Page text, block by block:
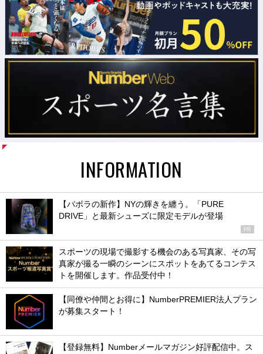
INFORMATION
【バボラの新作】NYの輝きを纏う。「PURE
DRIVE」と最新シューズに限定モデルが登場
PR
スポーツの現場で撮影する機会のある写真家、その写
真家が撮る一瞬のシーンにスポットをあてるコンテス
トを開催します。作品受付中！
【同僚や仲間とお得に】NumberPREMIER法人プラン
が募集スタート！
【登録無料】Numberメールマガジン好評配信中。ス